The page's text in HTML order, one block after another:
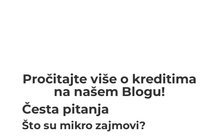
Pročitajte više o kreditima
na našem Blogu!
Česta pitanja
Što su mikro zajmovi?